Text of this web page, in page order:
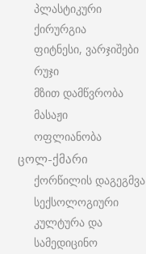
პლასტიკური
ქირურგია
ფიტნესი, ვარჯიშები
რუჯი
მზით დამწვრობა
მასაჟი
ოფლიანობა
ცოლ-ქმარი
ქორწილის დაგეგმვა
სექსოლოგიური
კულტურა და
სამედიცინო